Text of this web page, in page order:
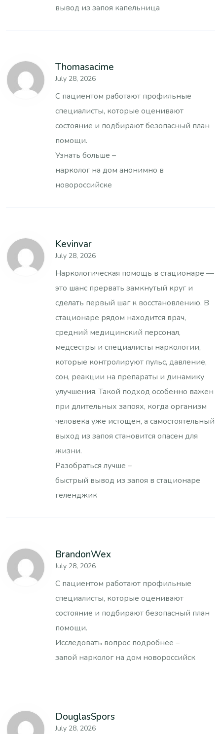
вывод из запоя капельница
Thomasacime
July 28, 2026
С пациентом работают профильные
специалисты, которые оценивают
состояние и подбирают безопасный план
помощи.
Узнать больше –
нарколог на дом анонимно в
новороссийске
Kevinvar
July 28, 2026
Наркологическая помощь в стационаре —
это шанс прервать замкнутый круг и
сделать первый шаг к восстановлению. В
стационаре рядом находится врач,
средний медицинский персонал,
медсестры и специалисты наркологии,
которые контролируют пульс, давление,
сон, реакции на препараты и динамику
улучшения. Такой подход особенно важен
при длительных запоях, когда организм
человека уже истощен, а самостоятельный
выход из запоя становится опасен для
жизни.
Разобраться лучше –
быстрый вывод из запоя в стационаре
геленджик
BrandonWex
July 28, 2026
С пациентом работают профильные
специалисты, которые оценивают
состояние и подбирают безопасный план
помощи.
Исследовать вопрос подробнее –
запой нарколог на дом новороссийск
DouglasSpors
July 28, 2026